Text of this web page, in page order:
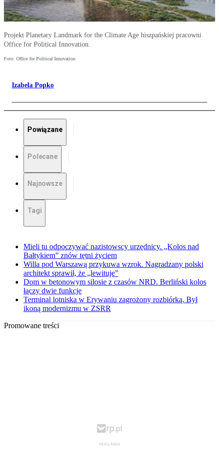
Projekt Planetary Landmark for the Climate Age hiszpańskiej pracowni
Office for Political Innovation.
Foto: Office for Political Innovation
Izabela Popko
Powiązane
Polecane
Najnowsze
Tagi
Mieli tu odpoczywać nazistowscy urzędnicy. „Kolos nad
Bałtykiem” znów tętni życiem
Willa pod Warszawą przykuwa wzrok. Nagradzany polski
architekt sprawił, że „lewituje”
Dom w betonowym silosie z czasów NRD. Berliński kolos
łączy dwie funkcje
Terminal lotniska w Erywaniu zagrożony rozbiórką. Był
ikoną modernizmu w ZSRR
Promowane treści